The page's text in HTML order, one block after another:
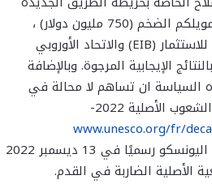
2022-2026 ، المدعومة بتمويلكم الضخم (750 مليون دولار) ،
وكذا تمويل البنك الأوروبي للاستثمار (EIB) والاتحاد الأوروبي
مليون يورو) (15) ، بالنتائج الإيجابية المرجوة. وبالإضافة
ان تساهم لا محالة في
إنجاح العقد الدولي للغات الشعوب الأصلية 2022-
www.unesco.org/fr/
) ، الذي أطلقته اليونسكو رسميًا في 13 ديسمبر 2022
الأصلية الضاربة في القدم.